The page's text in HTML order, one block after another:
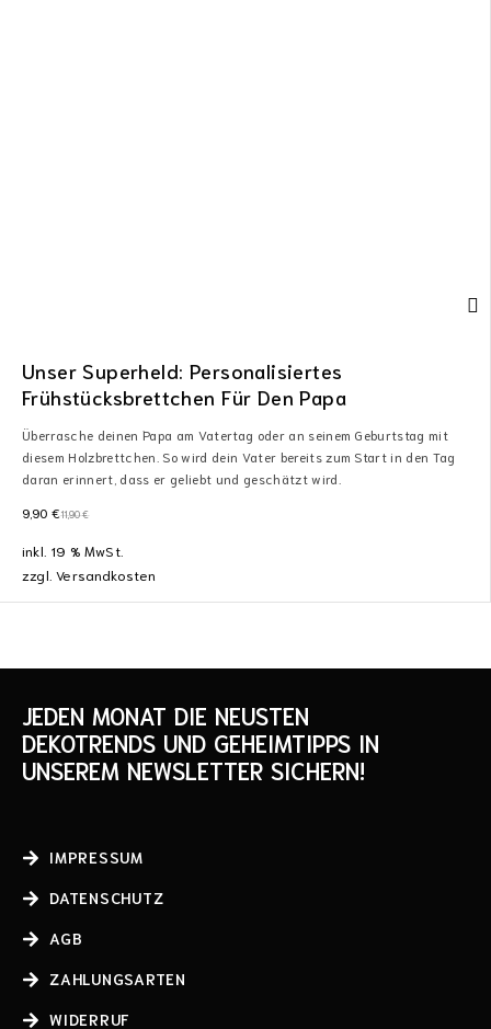
Unser Superheld: Personalisiertes
Frühstücksbrettchen Für Den Papa
Überrasche deinen Papa am Vatertag oder an seinem Geburtstag mit
diesem Holzbrettchen. So wird dein Vater bereits zum Start in den Tag
daran erinnert, dass er geliebt und geschätzt wird.
11,90€
9,90 €
inkl. 19 % MwSt.
zzgl.Versandkosten
JEDEN MONAT DIE NEUSTEN
DEKOTRENDS UND GEHEIMTIPPS IN
UNSEREM NEWSLETTER SICHERN!
IMPRESSUM
DATENSCHUTZ
AGB
ZAHLUNGSARTEN
WIDERRUF